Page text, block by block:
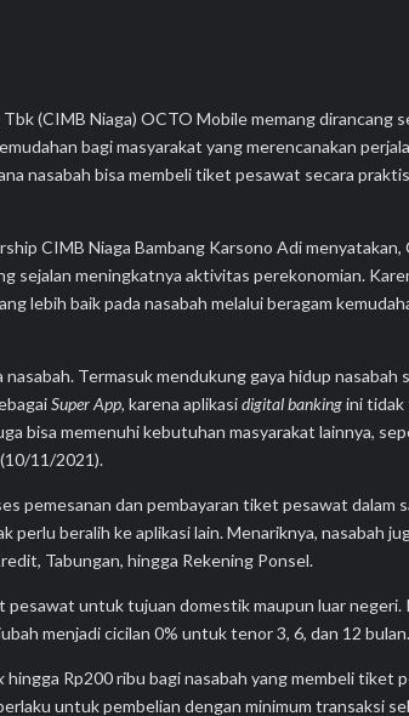
(CIMB Niaga) OCTO Mobile memang dirancang
bagi masyarakat yang merencanakan
nasabah bisa membeli tiket pesawat secara
CIMB Niaga Bambang Karsono Adi menyatakan,
sejalan meningkatnya aktivitas perekonomian.
lebih baik pada nasabah melalui beragam
Termasuk mendukung gaya hidup nasabah
SuperApp,karena aplikasidigital bankingini tidak
bisa memenuhi kebutuhan masyarakat lainnya,
11/2021).
pemesanan dan pembayaran tiket pesawat dalam
perlu beralih ke aplikasi lain. Menariknya, nasabah
Tabungan, hingga Rekening Ponsel.
pesawat untuk tujuan domestik maupun luar negeri.
menjadi cicilan 0% untuk tenor 3, 6, dan 12 bulan.
hingga Rp200 ribu bagi nasabah yang membeli tiket
untuk pembelian dengan minimum transaksi